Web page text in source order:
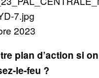
2023
plan d’action si
le-feu ?